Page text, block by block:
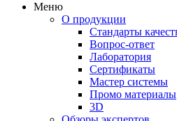
Меню
О продукции
Стандарты
Вопрос-ответ
Лаборатория
Сертификаты
Мастер системы
Промо материалы
3D